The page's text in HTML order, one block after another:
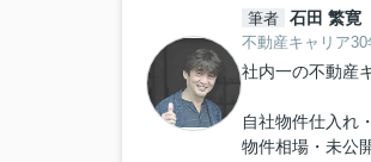
筆者 石田 繁寛
不動産キャリア30
社内一の不動産
自社物件仕入れ
物件相場・未公